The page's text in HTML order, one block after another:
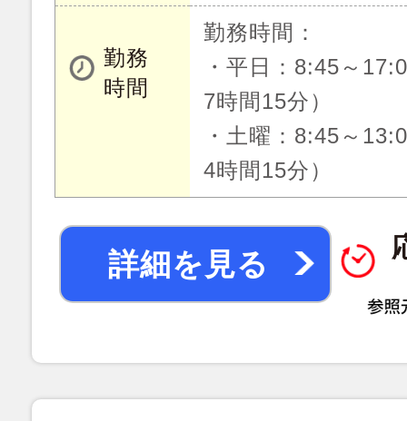
勤務
時間
勤務時間：
・平日：8:45～
7時間15分）
・土曜：8:45～
4時間15分）
詳細を見る